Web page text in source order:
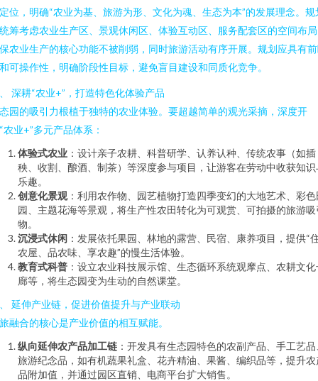
位，明确“农业为基、旅游为形、文化为魂、生态为本”的发展理念。规
筹考虑农业生产区、景观休闲区、体验互动区、服务配套区的空间布
农业生产的核心功能不被削弱，同时旅游活动有序开展。规划应具有
可操作性，明确阶段性目标，避免盲目建设和同质化竞争。
深耕“农业+”，打造特色化体验产品
园的吸引力根植于独特的农业体验。要超越简单的观光采摘，深度开
农业+”多元产品体系：
体验式农业 ：设计亲子农耕、科普研学、认养认种、传统农事（如插
秧、收割、酿酒、制茶）等深度参与项目，让游客在劳动中收获知识
乐趣。
创意化景观：利用农作物、园艺植物打造四季变幻的大地艺术、彩色
园、主题花海等景观，将生产性农田转化为可观赏、可拍摄的旅游吸
物。
沉浸式休闲 ：发展依托果园、林地的露营、民宿、康养项目，提供“
农屋、品农味、享农趣”的慢生活体验。
教育式科普 ：设立农业科技展示馆、生态循环系统观摩点、农耕文化
廊等，将生态园变为生动的自然课堂。
延伸产业链，促进价值提升与产业联动
融合的核心是产业价值的相互赋能。
纵向延伸农产品加工链 ：开发具有生态园特色的农副产品、手工艺
旅游纪念品，如有机蔬果礼盒、花卉精油、果酱、编织品等，提升农
品附加值，并通过园区直销、电商平台扩大销售。